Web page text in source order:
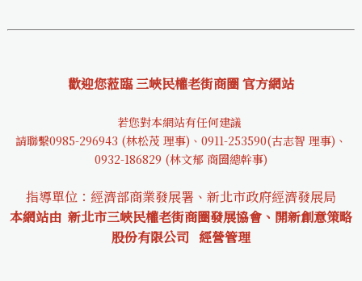
歡迎您蒞臨 三峽民權老街商圈 官方網站
若您對本網站有任何建議
請聯繫0985-296943 (林松茂 理事)、0911-253590(古志智 理事)、
0932-186829 (林文郁 商圈總幹事)
指導單位：經濟部商業發展署、新北市政府經濟發展局
本網站由 新北市三峽民權老街商圈發展協會、開新創意策略
股份有限公司 經營管理